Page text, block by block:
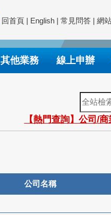
回首頁 | English | 常見問答 | 網
其他業務 線上申辦
全
站
檢
索
【熱門查詢】公司/
公司名稱